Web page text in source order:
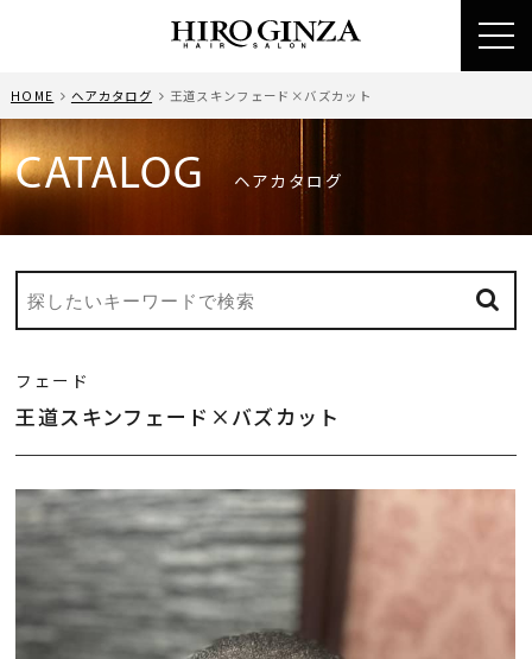
HOME ヘアカタログ 王道スキンフェード×バズカット
CATALOG ヘアカタログ
フェード
王道スキンフェード×バズカット